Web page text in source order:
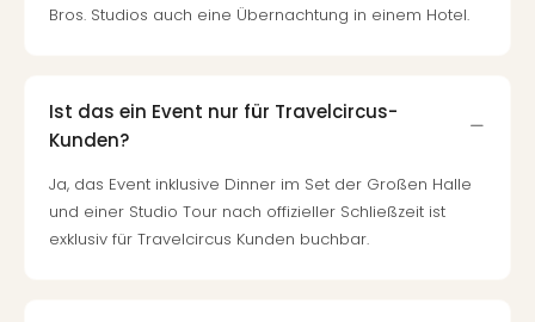
Bros. Studios auch eine Übernachtung in einem Hotel.
Ist das ein Event nur für Travelcircus-
Kunden?
Ja, das Event inklusive Dinner im Set der Großen Halle
und einer Studio Tour nach offizieller Schließzeit ist
exklusiv für Travelcircus Kunden buchbar.